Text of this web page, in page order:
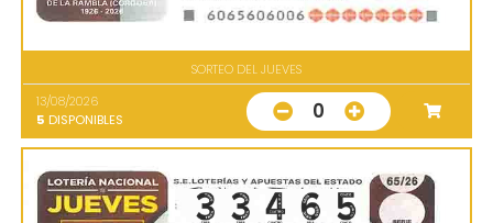
SORTEO DEL JUEVES
13/08/2026
5 DISPONIBLES 0